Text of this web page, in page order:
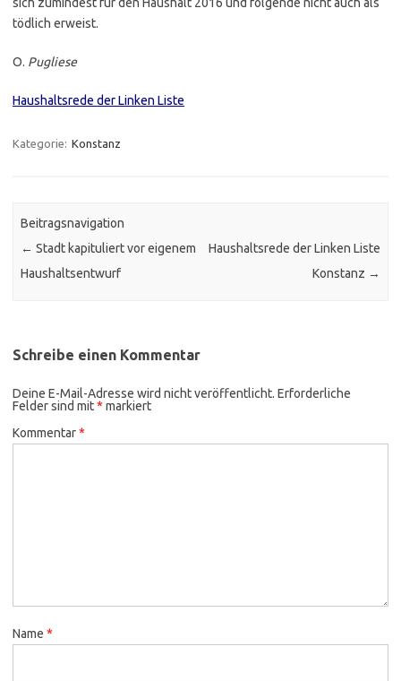
tödlich erweist.
O. Pugliese
Haushaltsrede der Linken Liste
Kategorie: Konstanz
Beitragsnavigation
← Stadt kapituliert vor eigenem
Haushaltsentwurf
Haushaltsrede der Linken Liste
Konstanz →
Schreibe einen Kommentar
Deine E-Mail-Adresse wird nicht veröffentlicht. Erforderliche
Felder sind mit* markiert
Kommentar*
Name *